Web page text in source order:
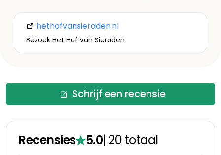
hethofvansieraden.nl
Bezoek Het Hof van Sieraden
Schrijf een recensie
Recensies 5.0| 20 totaal